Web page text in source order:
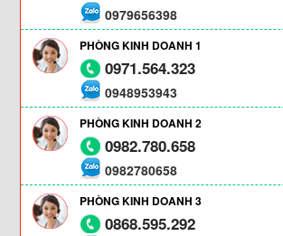
0979656398
PHÒNG KINH DOANH 1
0971.564.323
0948953943
PHÒNG KINH DOANH 2
0982.780.658
0982780658
PHÒNG KINH DOANH 3
0868.595.292